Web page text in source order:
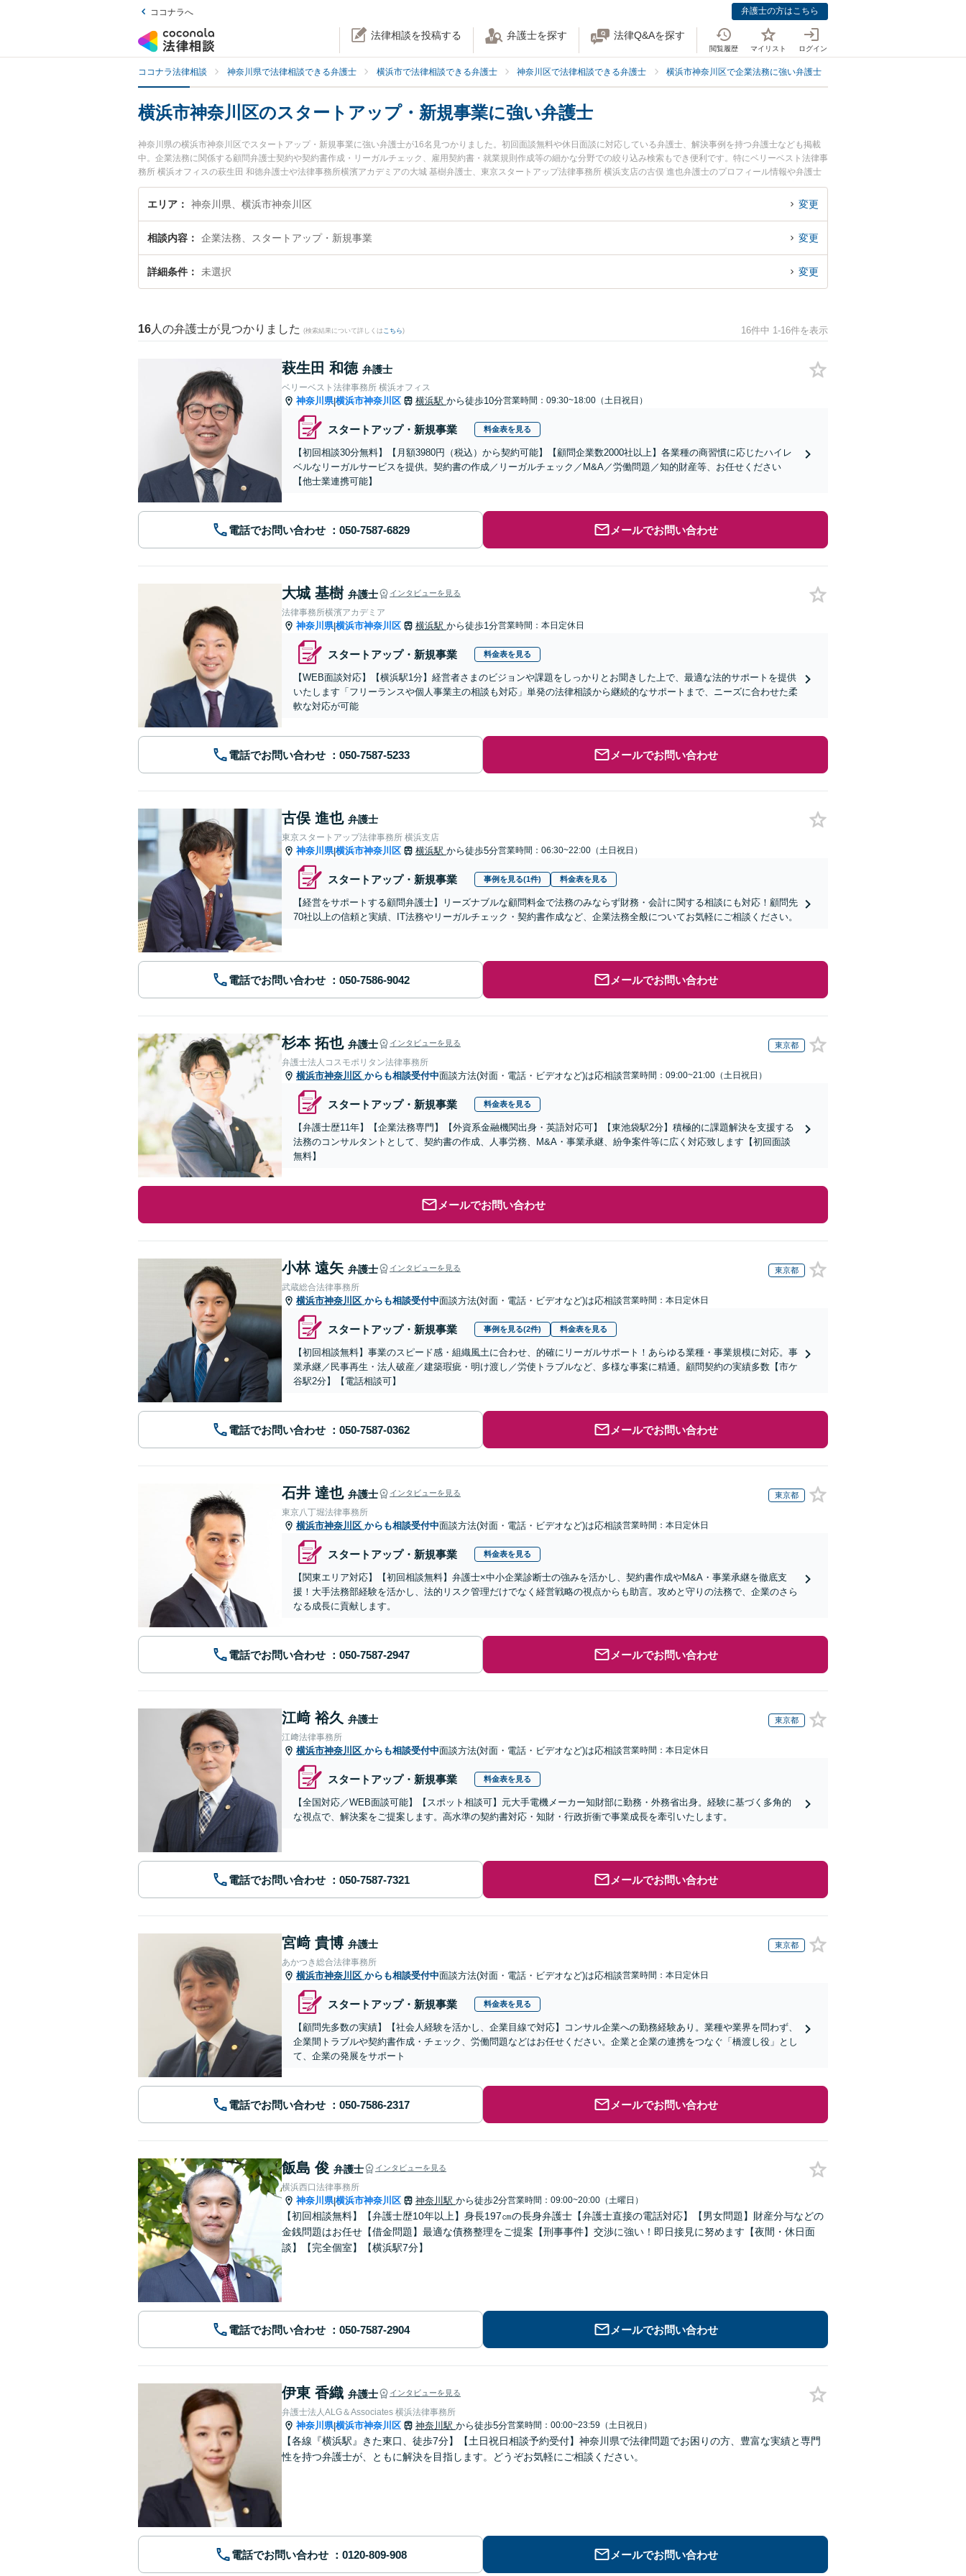
ココナラへ 弁護士の方はこちら
法律相談を投稿する 弁護士を探す 法律Q&Aを探す
閲覧履歴 マイリスト ログイン
ココナラ法律相談 神奈川県で法律相談できる弁護士 横浜市で法律相談できる弁護士 神奈川区で法律相談できる弁護士 横浜市神奈川区で企業法務に強い弁護士
横浜市神奈川区のスタートアップ・新規事業に強い弁護士
神奈川県の横浜市神奈川区でスタートアップ・新規事業に強い弁護士が16名見つかりました。初回面談無料や休日面談に対応している弁護士、解決事例を持つ弁護士なども掲載
中。企業法務に関係する顧問弁護士契約や契約書作成・リーガルチェック、雇用契約書・就業規則作成等の細かな分野での絞り込み検索もでき便利です。特にベリーベスト法律事
務所 横浜オフィスの萩生田 和徳弁護士や法律事務所横濱アカデミアの大城 基樹弁護士、東京スタートアップ法律事務所 横浜支店の古俣 進也弁護士のプロフィール情報や弁護士
費用、強みなどが注目されています。『横浜市神奈川区で土日や夜間に発生したスタートアップ・新規事業のトラブルを今すぐに弁護士に相談したい』『スタートアップ・新規事
業のトラブル解決の実績豊富な近くの弁護士を検索したい』『初回相談無料でスタートアップ・新規事業を法律相談できる横浜市神奈川区内の弁護士に相談予約したい』などでお
エリア 神奈川県、横浜市神奈川区 変更
相談内容 企業法務、スタートアップ・新規事業 変更
詳細条件 未選択 変更
16 人の弁護士が見つかりました (検索結果について詳しくは こちら) 16件中 1-16件を表示
萩生田 和徳 弁護士
ベリーベスト法律事務所 横浜オフィス
神奈川県|横浜市神奈川区 横浜駅 から徒歩10分営業時間：09:30~18:00（土日祝日）
スタートアップ・新規事業 料金表を見る
【初回相談30分無料】【月額3980円（税込）から契約可能】【顧問企業数2000社以上】各業種の商習慣に応じたハイレ
ベルなリーガルサービスを提供。契約書の作成／リーガルチェック／M&A／労働問題／知的財産等、お任せください
【他士業連携可能】
電話でお問い合わせ メールでお問い合わせ
大城 基樹 弁護士 インタビューを見る
法律事務所横濱アカデミア
神奈川県|横浜市神奈川区 横浜駅 から徒歩1分営業時間：本日定休日
スタートアップ・新規事業 料金表を見る
【WEB面談対応】【横浜駅1分】経営者さまのビジョンや課題をしっかりとお聞きした上で、最適な法的サポートを提供
いたします「フリーランスや個人事業主の相談も対応」単発の法律相談から継続的なサポートまで、ニーズに合わせた柔
軟な対応が可能
電話でお問い合わせ メールでお問い合わせ
古俣 進也 弁護士
東京スタートアップ法律事務所 横浜支店
神奈川県|横浜市神奈川区 横浜駅 から徒歩5分営業時間：06:30~22:00（土日祝日）
スタートアップ・新規事業 事例を見る(1件) 料金表を見る
【経営をサポートする顧問弁護士】リーズナブルな顧問料金で法務のみならず財務・会計に関する相談にも対応！顧問先
70社以上の信頼と実績、IT法務やリーガルチェック・契約書作成など、企業法務全般についてお気軽にご相談ください。
電話でお問い合わせ メールでお問い合わせ
杉本 拓也 弁護士 インタビューを見る 東京都
弁護士法人コスモポリタン法律事務所
横浜市神奈川区 からも相談受付中面談方法(対面・電話・ビデオなど)は応相談営業時間：09:00~21:00（土日祝日）
スタートアップ・新規事業 料金表を見る
【弁護士歴11年】【企業法務専門】【外資系金融機関出身・英語対応可】【東池袋駅2分】積極的に課題解決を支援する
法務のコンサルタントとして、契約書の作成、人事労務、M&A・事業承継、紛争案件等に広く対応致します【初回面談
無料】
メールでお問い合わせ
小林 遠矢 弁護士 インタビューを見る 東京都
武蔵総合法律事務所
横浜市神奈川区 からも相談受付中面談方法(対面・電話・ビデオなど)は応相談営業時間：本日定休日
スタートアップ・新規事業 事例を見る(2件) 料金表を見る
【初回相談無料】事業のスピード感・組織風土に合わせ、的確にリーガルサポート！あらゆる業種・事業規模に対応。事
業承継／民事再生・法人破産／建築瑕疵・明け渡し／労使トラブルなど、多様な事案に精通。顧問契約の実績多数【市ケ
谷駅2分】【電話相談可】
電話でお問い合わせ メールでお問い合わせ
石井 達也 弁護士 インタビューを見る 東京都
東京八丁堀法律事務所
横浜市神奈川区 からも相談受付中面談方法(対面・電話・ビデオなど)は応相談営業時間：本日定休日
スタートアップ・新規事業 料金表を見る
【関東エリア対応】【初回相談無料】弁護士×中小企業診断士の強みを活かし、契約書作成やM&A・事業承継を徹底支
援！大手法務部経験を活かし、法的リスク管理だけでなく経営戦略の視点からも助言。攻めと守りの法務で、企業のさら
なる成長に貢献します。
電話でお問い合わせ メールでお問い合わせ
江﨑 裕久 弁護士 東京都
江﨑法律事務所
横浜市神奈川区 からも相談受付中面談方法(対面・電話・ビデオなど)は応相談営業時間：本日定休日
スタートアップ・新規事業 料金表を見る
【全国対応／WEB面談可能】【スポット相談可】元大手電機メーカー知財部に勤務・外務省出身。経験に基づく多角的
な視点で、解決案をご提案します。高水準の契約書対応・知財・行政折衝で事業成長を牽引いたします。
電話でお問い合わせ メールでお問い合わせ
宮﨑 貴博 弁護士 東京都
あかつき総合法律事務所
横浜市神奈川区 からも相談受付中面談方法(対面・電話・ビデオなど)は応相談営業時間：本日定休日
スタートアップ・新規事業 料金表を見る
【顧問先多数の実績】【社会人経験を活かし、企業目線で対応】コンサル企業への勤務経験あり。業種や業界を問わず、
企業間トラブルや契約書作成・チェック、労働問題などはお任せください。企業と企業の連携をつなぐ「橋渡し役」とし
て、企業の発展をサポート
電話でお問い合わせ メールでお問い合わせ
飯島 俊 弁護士 インタビューを見る
横浜西口法律事務所
神奈川県|横浜市神奈川区 神奈川駅 から徒歩2分営業時間：09:00~20:00（土曜日）
【初回相談無料】【弁護士歴10年以上】身長197㎝の長身弁護士【弁護士直接の電話対応】【男女問題】財産分与などの
金銭問題はお任せ【借金問題】最適な債務整理をご提案【刑事事件】交渉に強い！即日接見に努めます【夜間・休日面
談】【完全個室】【横浜駅7分】
電話でお問い合わせ メールでお問い合わせ
伊東 香織 弁護士 インタビューを見る
弁護士法人ALG＆Associates 横浜法律事務所
神奈川県|横浜市神奈川区 神奈川駅 から徒歩5分営業時間：00:00~23:59（土日祝日）
【各線『横浜駅』きた東口、徒歩7分】【土日祝日相談予約受付】神奈川県で法律問題でお困りの方、豊富な実績と専門
性を持つ弁護士が、ともに解決を目指します。どうぞお気軽にご相談ください。
電話でお問い合わせ メールでお問い合わせ